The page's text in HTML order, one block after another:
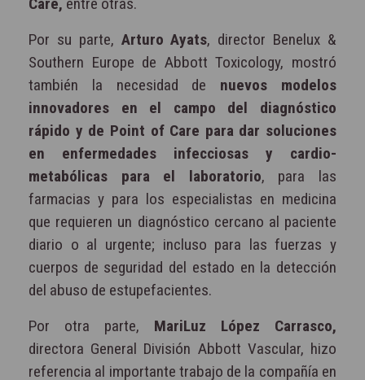
Por su parte, Arturo Ayats, director Benelux &
Southern Europe de Abbott Toxicology, mostró
también la necesidad de nuevos modelos
innovadores en el campo del diagnóstico
rápido y de Point of Care para dar soluciones
en enfermedades infecciosas y cardio-
metabólicas para el laboratorio, para las
farmacias y para los especialistas en medicina
que requieren un diagnóstico cercano al paciente
diario o al urgente; incluso para las fuerzas y
cuerpos de seguridad del estado en la detección
del abuso de estupefacientes.
Por otra parte, MariLuz López Carrasco,
directora General División Abbott Vascular, hizo
referencia al importante trabajo de la compañía en